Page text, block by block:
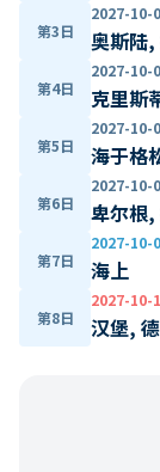
第3日
2027-10-
奥斯陆,
第4日
2027-10-
克里斯
第5日
2027-10-
海于格
第6日
2027-10-
卑尔根,
第7日
2027-10-
海上
第8日
2027-10-
汉堡,